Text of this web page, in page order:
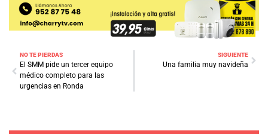
NO TE PIERDAS
El SMM pide un tercer equipo
médico completo para las
urgencias en Ronda
SIGUIENTE
Una familia muy navideña